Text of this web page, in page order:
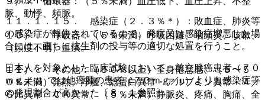
脈、動悸、頻脈。
１０）． 呼吸器：（５％未満）呼吸困難、咽頭炎、咳嗽、
（頻度不明）血痰。
１１）． その他：（５０％以上）全身倦怠感、（５〜５
０％未満）発熱、浮腫、総蛋白異常・アルブミン異常・Ａ／
Ｇ比異常・ＣＫ異常、（５％未満）静脈炎、疼痛、胸痛、全
１１．１．１５． 感染症（２．３％＊）：敗血症、肺炎等
の感染症が報告されているので、発症又は感染症増悪した場
合には、直ちに抗生剤の投与等の適切な処置を行うこと。
日本人を対象とした臨床試験において、前立腺癌患者（７０
ｍｇ／u）では他癌腫の患者（７０ｍｇ／u）よりも感染症等
の発現割合が高かった〔８．１参照〕。